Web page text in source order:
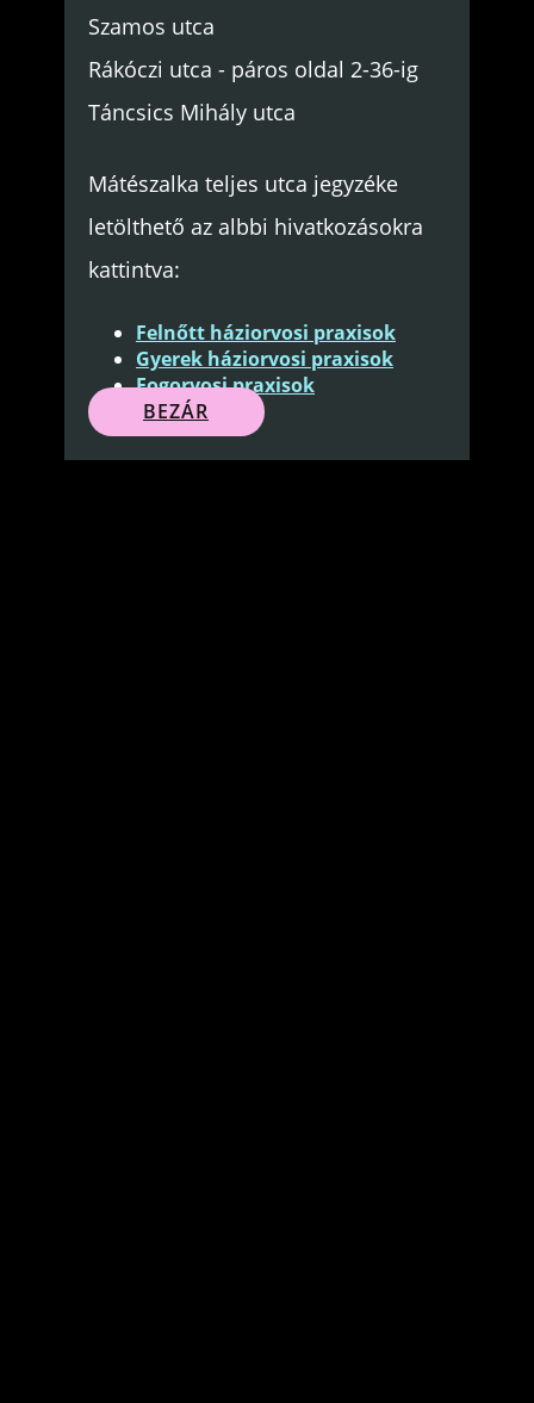
Szamos utca
Rákóczi utca - páros oldal 2-36-ig
Táncsics Mihály utca
Mátészalka teljes utca jegyzéke
letölthető az albbi hivatkozásokra
kattintva:
Felnőtt háziorvosi praxisok
Gyerek háziorvosi praxisok
Fogorvosi praxisok
BEZÁR